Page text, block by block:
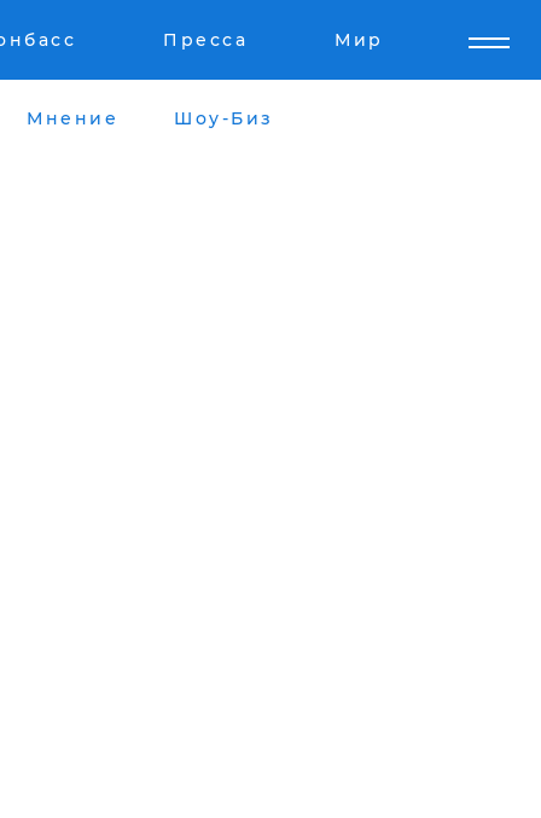
Пресса Мир
Мнение Шоу-Биз